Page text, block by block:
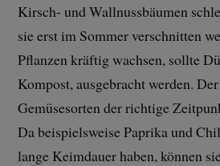
Kirsch- und Wallnussbäumen
sie erst im Sommer verschnitten
Pflanzen kräftig wachsen, sollte
Kompost, ausgebracht werden.
Gemüsesorten der richtige
Da beispielsweise Paprika und
lange Keimdauer haben, können